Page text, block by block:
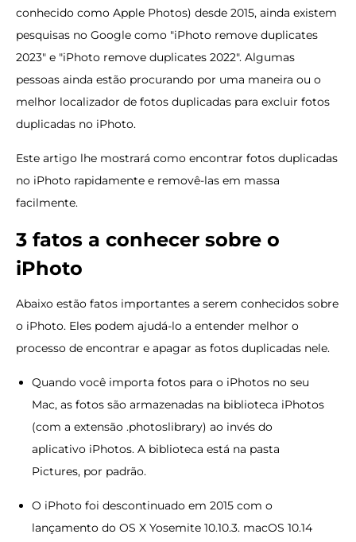
conhecido como Apple Photos) desde 2015, ainda existem
pesquisas no Google como "iPhoto remove duplicates
2023" e "iPhoto remove duplicates 2022". Algumas
pessoas ainda estão procurando por uma maneira ou o
melhor localizador de fotos duplicadas para excluir fotos
duplicadas no iPhoto.
Este artigo lhe mostrará como encontrar fotos duplicadas
no iPhoto rapidamente e removê-las em massa
facilmente.
3 fatos a conhecer sobre o
iPhoto
Abaixo estão fatos importantes a serem conhecidos sobre
o iPhoto. Eles podem ajudá-lo a entender melhor o
processo de encontrar e apagar as fotos duplicadas nele.
Quando você importa fotos para o iPhotos no seu
Mac, as fotos são armazenadas na biblioteca iPhotos
(com a extensão .photoslibrary) ao invés do
aplicativo iPhotos. A biblioteca está na pasta
Pictures, por padrão.
O iPhoto foi descontinuado em 2015 com o
lançamento do OS X Yosemite 10.10.3. macOS 10.14